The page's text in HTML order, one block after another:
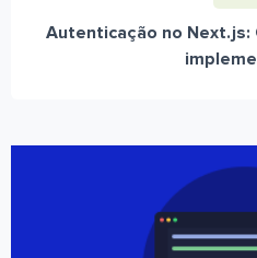
Autenticação no Next.js: